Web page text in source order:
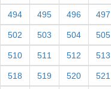
494 495 496 497
502 503 504 505
510 511 512 513
518 519 520 521